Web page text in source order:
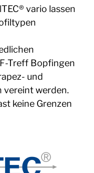
vario lassen
Treff Bopfingen
und
vereint werden.
keine Grenzen